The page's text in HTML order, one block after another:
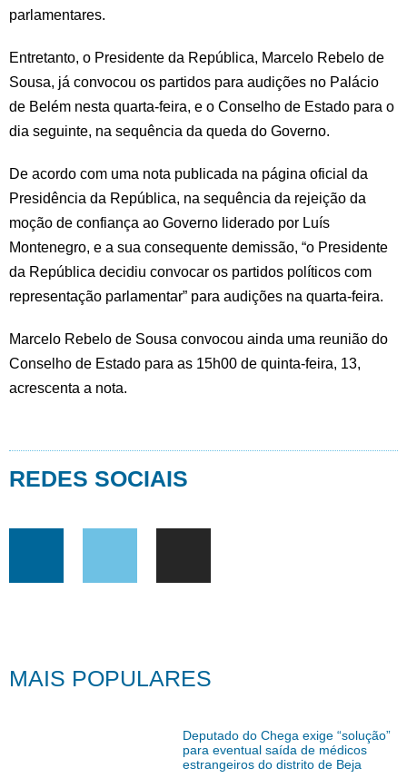
parlamentares.
Entretanto, o Presidente da República, Marcelo Rebelo de
Sousa, já convocou os partidos para audições no Palácio
de Belém nesta quarta-feira, e o Conselho de Estado para o
dia seguinte, na sequência da queda do Governo.
De acordo com uma nota publicada na página oficial da
Presidência da República, na sequência da rejeição da
moção de confiança ao Governo liderado por Luís
Montenegro, e a sua consequente demissão, “o Presidente
da República decidiu convocar os partidos políticos com
representação parlamentar” para audições na quarta-feira.
Marcelo Rebelo de Sousa convocou ainda uma reunião do
Conselho de Estado para as 15h00 de quinta-feira, 13,
acrescenta a nota.
REDES SOCIAIS
MAIS POPULARES
Deputado do Chega exige “solução”
para eventual saída de médicos
estrangeiros do distrito de Beja